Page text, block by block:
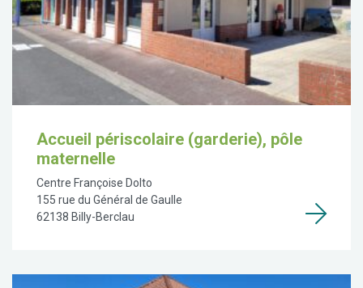
Accueil périscolaire (garderie), pôle
maternelle
Centre Françoise Dolto
155 rue du Général de Gaulle
62138 Billy-Berclau